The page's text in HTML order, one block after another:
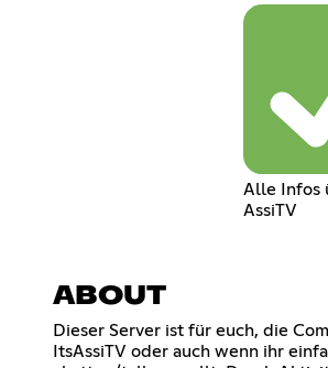
Alle Infos
AssiTV
ABOUT
Dieser Server ist für euch, die
ItsAssiTV oder auch wenn ihr